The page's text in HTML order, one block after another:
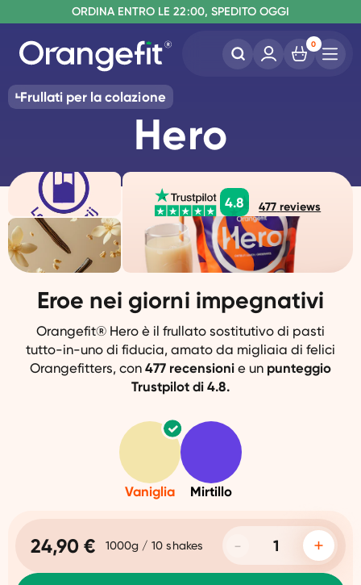
SENZA LATTOSIO E SUCRALOSIO
ORDINA ENTRO LE 22:00, SPEDITO OGGI
SPEDIZIONE GRATUITA A PARTIRE DA €60
0
Frullati per la colazione
Hero
4.8 477 reviews
Eroe nei giorni impegnativi
Orangefit® Hero è il frullato sostitutivo di pasti
tutto-in-uno di fiducia, amato da migliaia di felici
Orangefitters, con 477 recensioni e un punteggio
Trustpilot di 4.8.
Vaniglia Mirtillo
24,90 € 1000g / 10 shakes